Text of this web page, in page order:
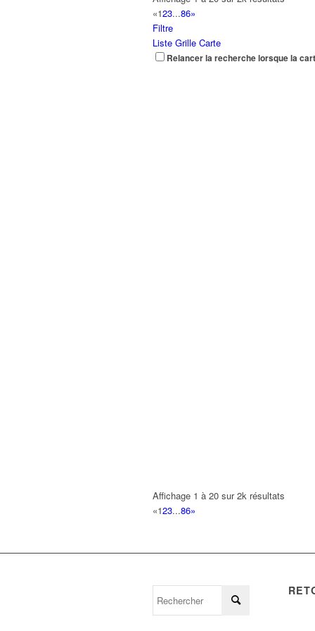
«123...86»
Filtre
Liste Grille Carte
Relancer la recherche lorsque la
Affichage 1 à 20 sur 2k résultats
«123...86»